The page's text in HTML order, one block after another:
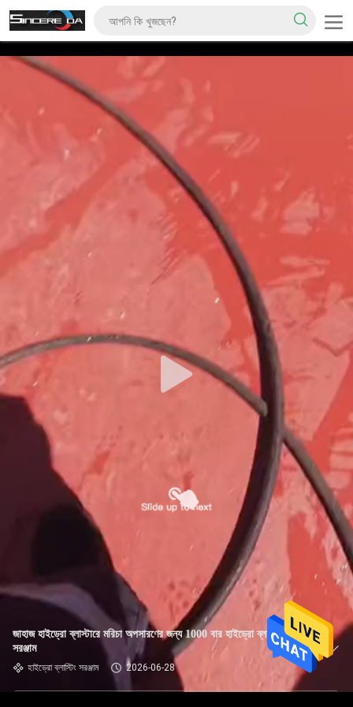
জাহাজ হাইড্রো ব্লাস্টারে মরিচা অপসারণের জন্য 1000 বার হাইড্রো ব্লাস্টিং
সরঞ্জাম
হাইড্রো ব্লাস্টিং সরঞ্জাম 2026-06-28